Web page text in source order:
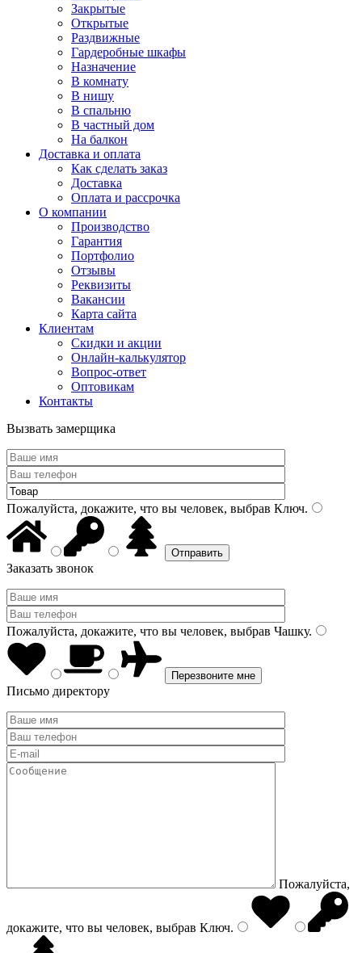
Закрытые
Открытые
Раздвижные
Гардеробные шкафы
Назначение
В комнату
В нишу
В спальню
В частный дом
На балкон
Доставка и оплата
Как сделать заказ
Доставка
Оплата и рассрочка
О компании
Производство
Гарантия
Портфолио
Отзывы
Реквизиты
Вакансии
Карта сайта
Клиентам
Скидки и акции
Онлайн-калькулятор
Вопрос-ответ
Оптовикам
Контакты
Вызвать замерщика
Пожалуйста, докажите, что вы человек, выбрав Ключ.
Заказать звонок
Пожалуйста, докажите, что вы человек, выбрав Чашку.
Письмо директору
Пожалуйста,
докажите, что вы человек, выбрав Ключ.